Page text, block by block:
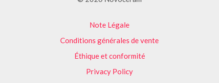
Note Légale
Conditions générales de vente
Éthique et conformité
Privacy Policy